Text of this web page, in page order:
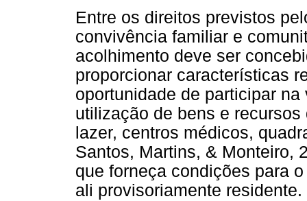
Entre os direitos previstos
convivência familiar e
acolhimento deve ser
proporcionar características
oportunidade de participar
utilização de bens e
lazer, centros médicos,
Santos, Martins, & Monteiro,
que forneça condições para
ali provisoriamente residente.